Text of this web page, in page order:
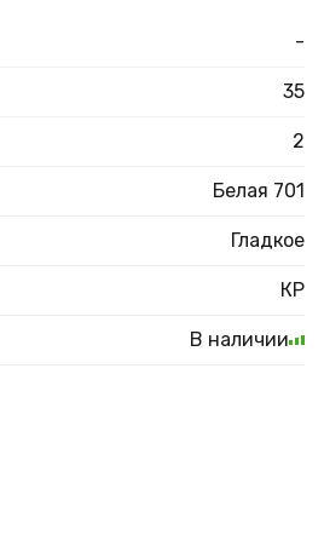
-
35
2
Белая 701
Гладкое
КР
В наличии